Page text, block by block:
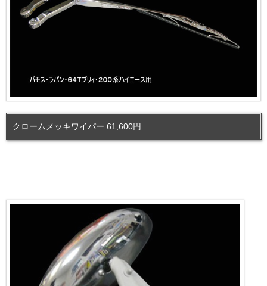
クロームメッキワイパー 61,600円